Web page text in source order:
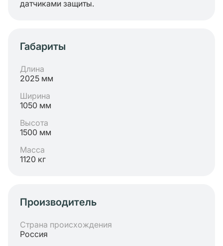
датчиками защиты.
Габариты
Длина
2025 мм
Ширина
1050 мм
Высота
1500 мм
Масса
1120 кг
Производитель
Страна происхождения
Россия